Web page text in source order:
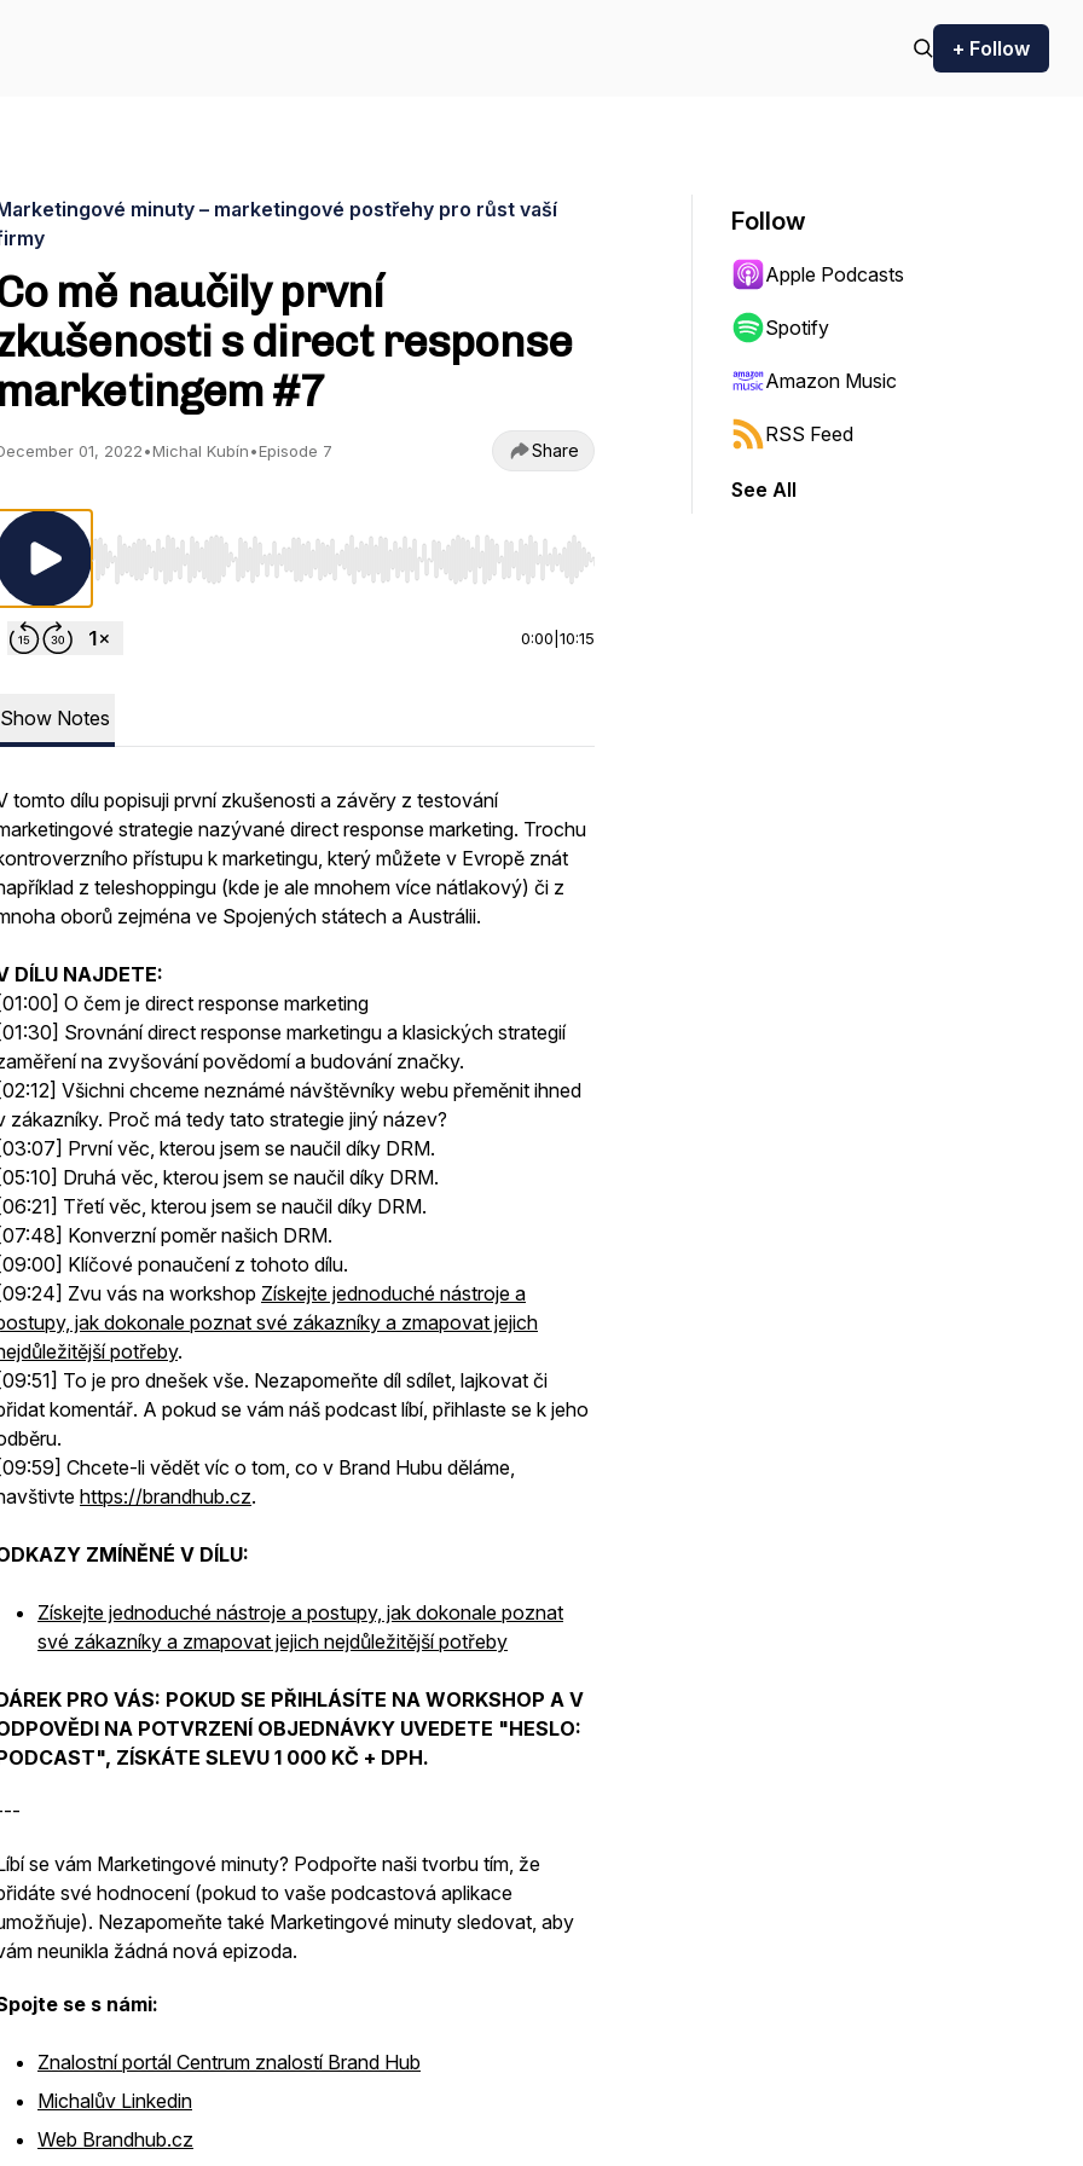
+ Follow
minuty – marketingové postřehy pro růst vaší
mě naučily první
s direct response
marketingem #7
01, 2022•Michal Kubín•Episode 7 Share
Use Left/Right to seek, Home/End to jump to start or end. Hold shift to jump forward or backward.
0:00 10:15
Show Notes
tomto dílu popisuji první zkušenosti a závěry z testování
strategie nazývané direct response marketing. Trochu
přístupu k marketingu, který můžete v Evropě znát
z teleshoppingu (kde je ale mnohem více nátlakový) či z
oborů zejména ve Spojených státech a Austrálii.
DÍLU NAJDETE:
[01:00] O čem je direct response marketing
[01:30] Srovnání direct response marketingu a klasických strategií
na zvyšování povědomí a budování značky.
[02:12] Všichni chceme neznámé návštěvníky webu přeměnit ihned
zákazníky. Proč má tedy tato strategie jiný název?
[03:07] První věc, kterou jsem se naučil díky DRM.
[05:10] Druhá věc, kterou jsem se naučil díky DRM.
[06:21] Třetí věc, kterou jsem se naučil díky DRM.
[07:48] Konverzní poměr našich DRM.
[09:00] Klíčové ponaučení z tohoto dílu.
[09:24] Zvu vás na workshop Získejte jednoduché nástroje a
jak dokonale poznat své zákazníky a zmapovat jejich
potřeby.
[09:51] To je pro dnešek vše. Nezapomeňte díl sdílet, lajkovat či
komentář. A pokud se vám náš podcast líbí, přihlaste se k jeho
[09:59] Chcete-li vědět víc o tom, co v Brand Hubu děláme,
https://brandhub.cz.
ZMÍNĚNÉ V DÍLU:
Získejte jednoduché nástroje a postupy, jak dokonale poznat
své zákazníky a zmapovat jejich nejdůležitější potřeby
PRO VÁS: POKUD SE PŘIHLÁSÍTE NA WORKSHOP A V
NA POTVRZENÍ OBJEDNÁVKY UVEDETE "HESLO:
ZÍSKÁTE SLEVU 1 000 KČ + DPH.
se vám Marketingové minuty? Podpořte naši tvorbu tím, že
své hodnocení (pokud to vaše podcastová aplikace
Nezapomeňte také Marketingové minuty sledovat, aby
neunikla žádná nová epizoda.
se s námi:
Znalostní portál Centrum znalostí Brand Hub
Michalův Linkedin
Web Brandhub.cz
Follow
Apple Podcasts
Spotify
Amazon Music
RSS Feed
See All